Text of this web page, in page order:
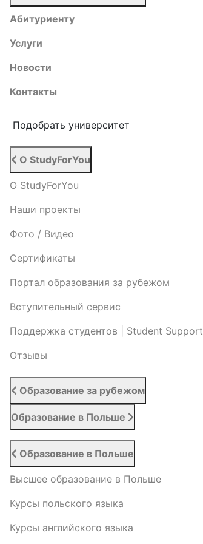
Абитуриенту
Услуги
Новости
Контакты
Подобрать университет
О StudyForYou
О StudyForYou
Наши проекты
Фото / Видео
Cертификаты
Портал образования за рубежом
Вступительный сервис
Поддержка студентов | Student Support
Отзывы
Образование за рубежом
Образование в Польше
Образование в Польше
Высшее образование в Польше
Курсы польского языка
Курсы английского языка